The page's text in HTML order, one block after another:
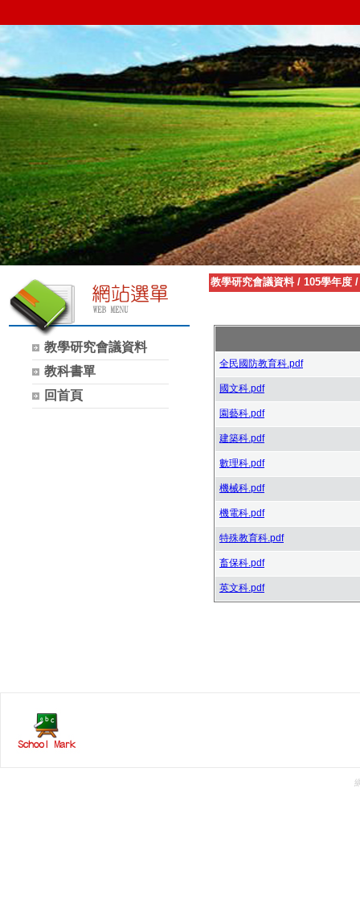
教學研究會議資料
教科書單
回首頁
教學研究會議資料/ 105學年度
全民國防教育科.pdf
國文科.pdf
園藝科.pdf
建築科.pdf
數理科.pdf
機械科.pdf
機電科.pdf
特殊教育科.pdf
畜保科.pdf
英文科.pdf